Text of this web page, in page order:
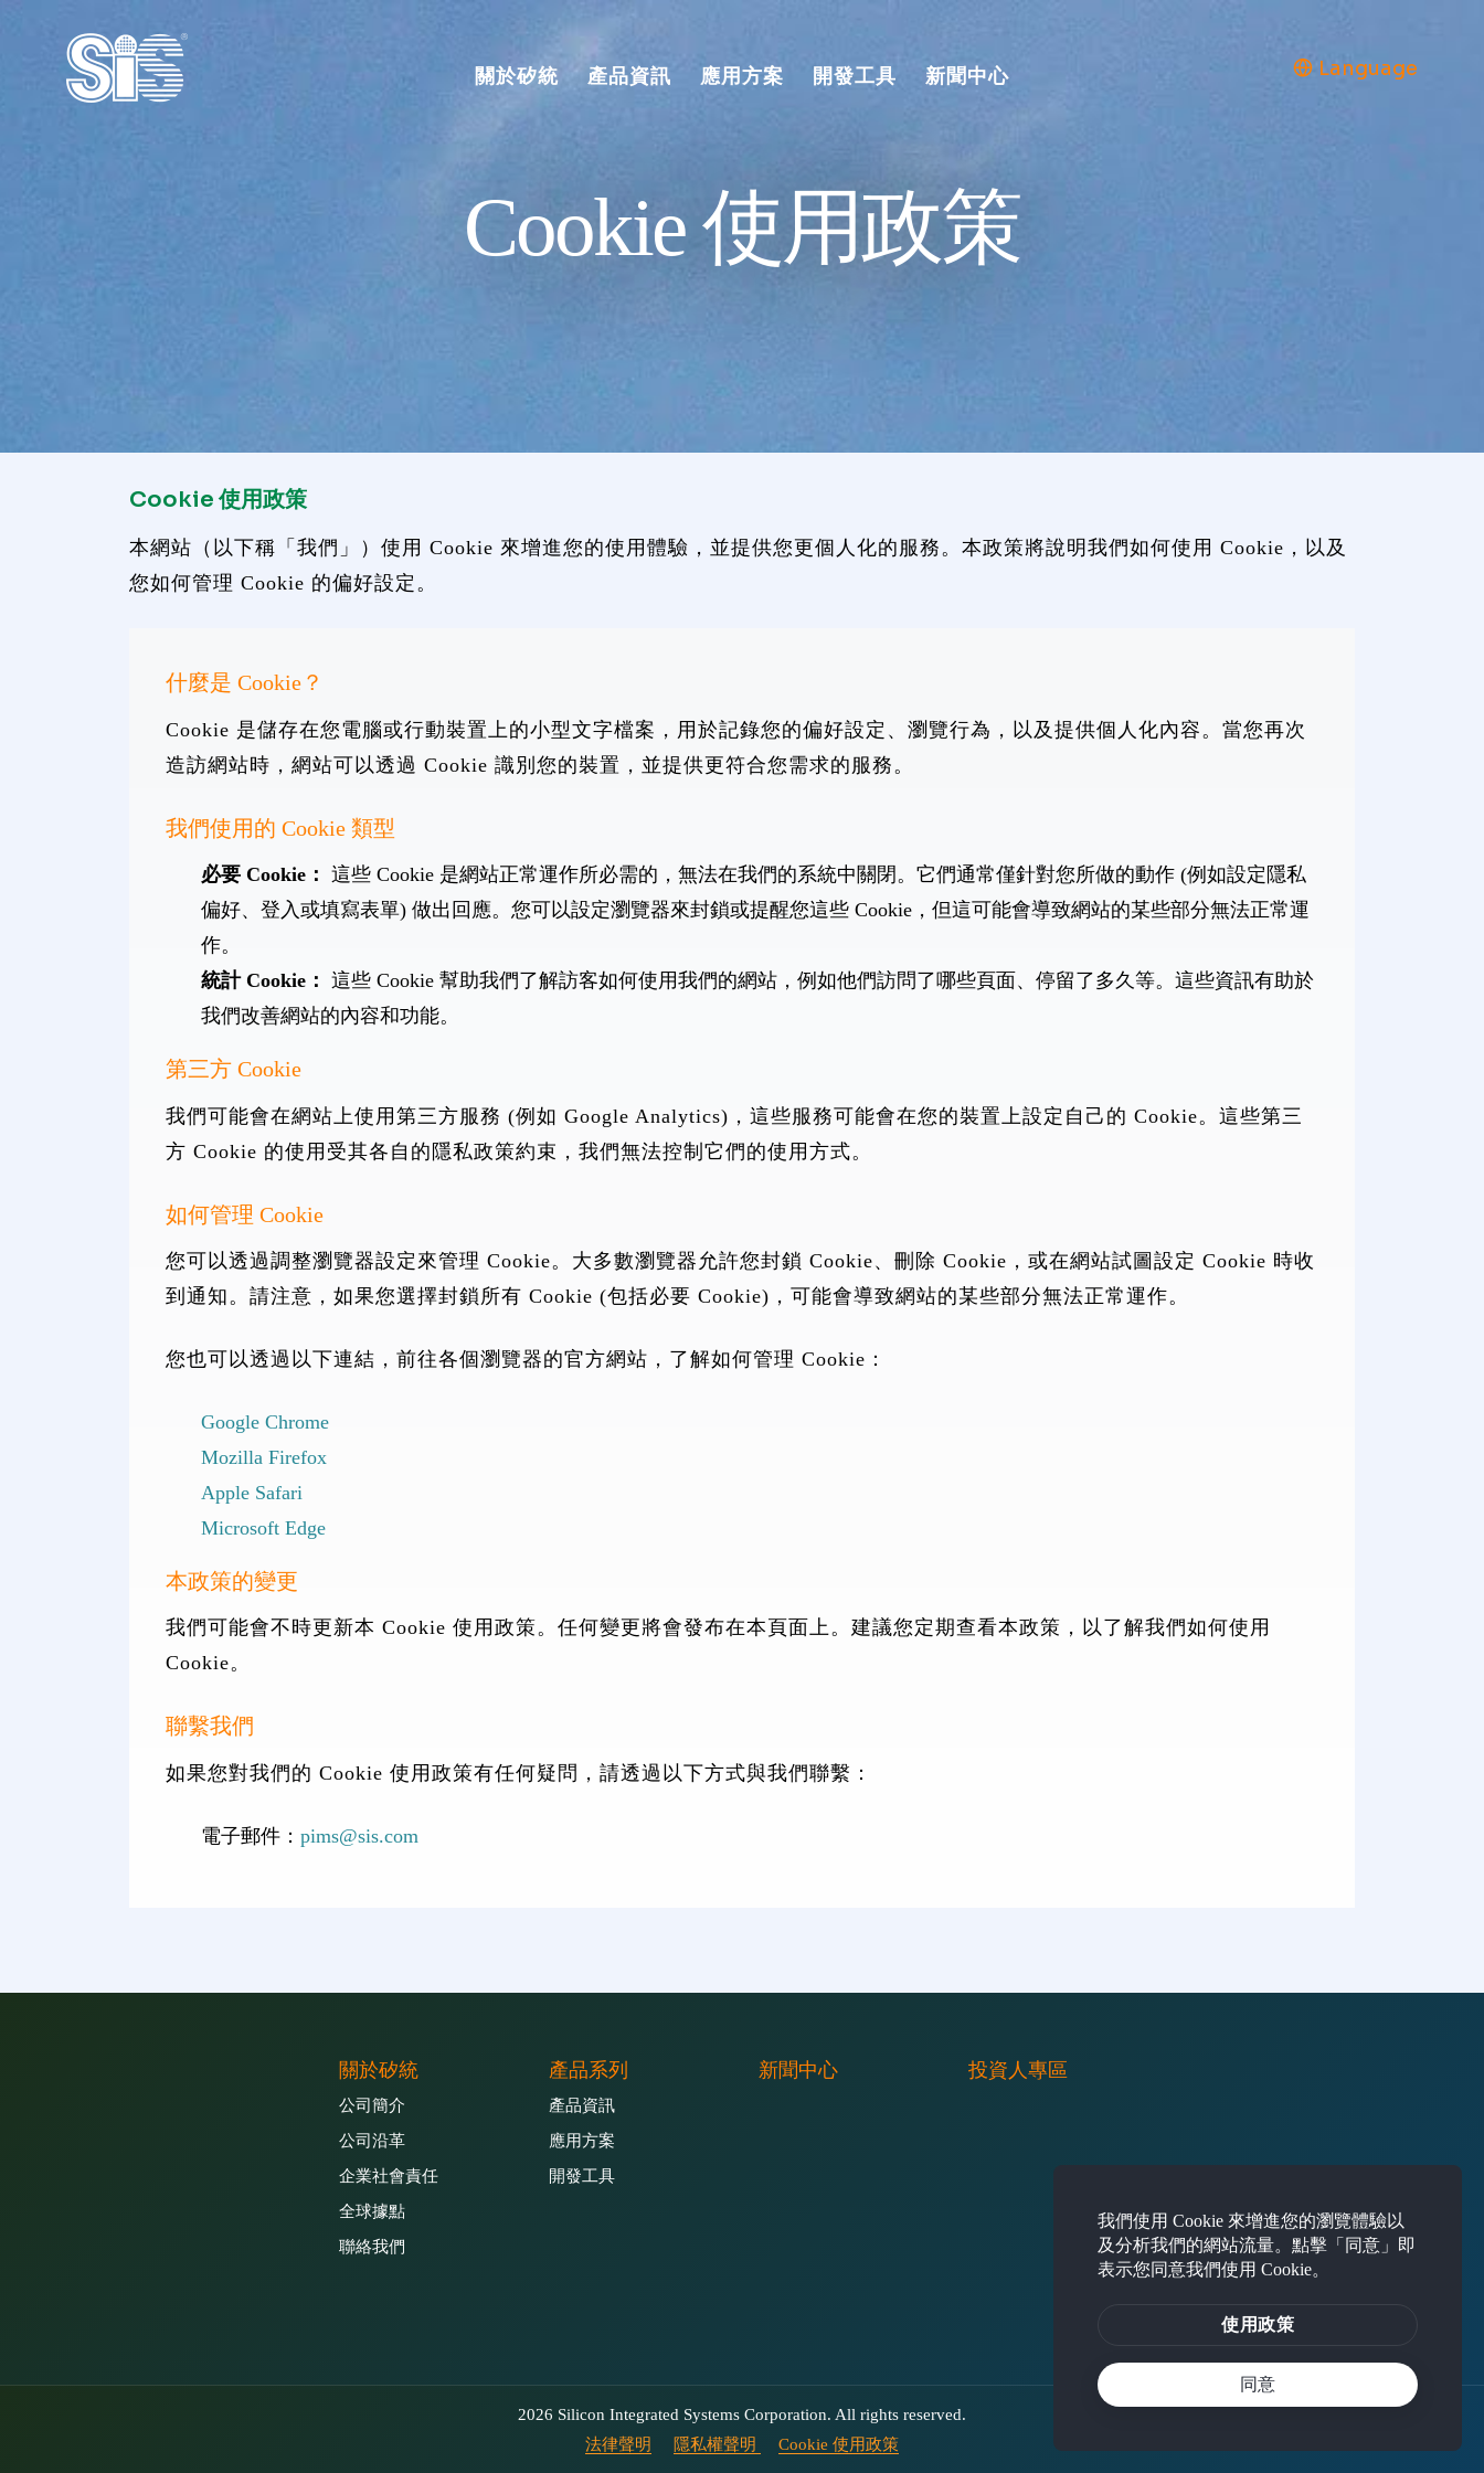
關於矽統 產品資訊 應用方案 開發工具 新聞中心 Language
Cookie 使用政策
Cookie 使用政策
本網站（以下稱「我們」）使用 Cookie 來增進您的使用體驗，並提供您更個人化的服務。本政策將說明我們如何使用 Cookie，以及
您如何管理 Cookie 的偏好設定。
什麼是 Cookie？
Cookie 是儲存在您電腦或行動裝置上的小型文字檔案，用於記錄您的偏好設定、瀏覽行為，以及提供個人化內容。當您再次
造訪網站時，網站可以透過 Cookie 識別您的裝置，並提供更符合您需求的服務。
我們使用的 Cookie 類型
必要 Cookie： 這些 Cookie 是網站正常運作所必需的，無法在我們的系統中關閉。它們通常僅針對您所做的動作 (例如設定隱私
偏好、登入或填寫表單) 做出回應。您可以設定瀏覽器來封鎖或提醒您這些 Cookie，但這可能會導致網站的某些部分無法正常運
作。
統計 Cookie： 這些 Cookie 幫助我們了解訪客如何使用我們的網站，例如他們訪問了哪些頁面、停留了多久等。這些資訊有助於
我們改善網站的內容和功能。
第三方 Cookie
我們可能會在網站上使用第三方服務 (例如 Google Analytics)，這些服務可能會在您的裝置上設定自己的 Cookie。這些第三
方 Cookie 的使用受其各自的隱私政策約束，我們無法控制它們的使用方式。
如何管理 Cookie
您可以透過調整瀏覽器設定來管理 Cookie。大多數瀏覽器允許您封鎖 Cookie、刪除 Cookie，或在網站試圖設定 Cookie 時收
到通知。請注意，如果您選擇封鎖所有 Cookie (包括必要 Cookie)，可能會導致網站的某些部分無法正常運作。
您也可以透過以下連結，前往各個瀏覽器的官方網站，了解如何管理 Cookie：
Google Chrome
Mozilla Firefox
Apple Safari
Microsoft Edge
本政策的變更
我們可能會不時更新本 Cookie 使用政策。任何變更將會發布在本頁面上。建議您定期查看本政策，以了解我們如何使用
Cookie。
聯繫我們
如果您對我們的 Cookie 使用政策有任何疑問，請透過以下方式與我們聯繫：
電子郵件：pims@sis.com
關於矽統
公司簡介
公司沿革
企業社會責任
全球據點
聯絡我們
產品系列
產品資訊
應用方案
開發工具
新聞中心 投資人專區
2026 Silicon Integrated Systems Corporation. All rights reserved.
法律聲明
隱私權聲明 Cookie 使用政策
我們使用 Cookie 來增進您的瀏覽體驗以
及分析我們的網站流量。點擊「同意」即
表示您同意我們使用 Cookie。
使用政策
同意